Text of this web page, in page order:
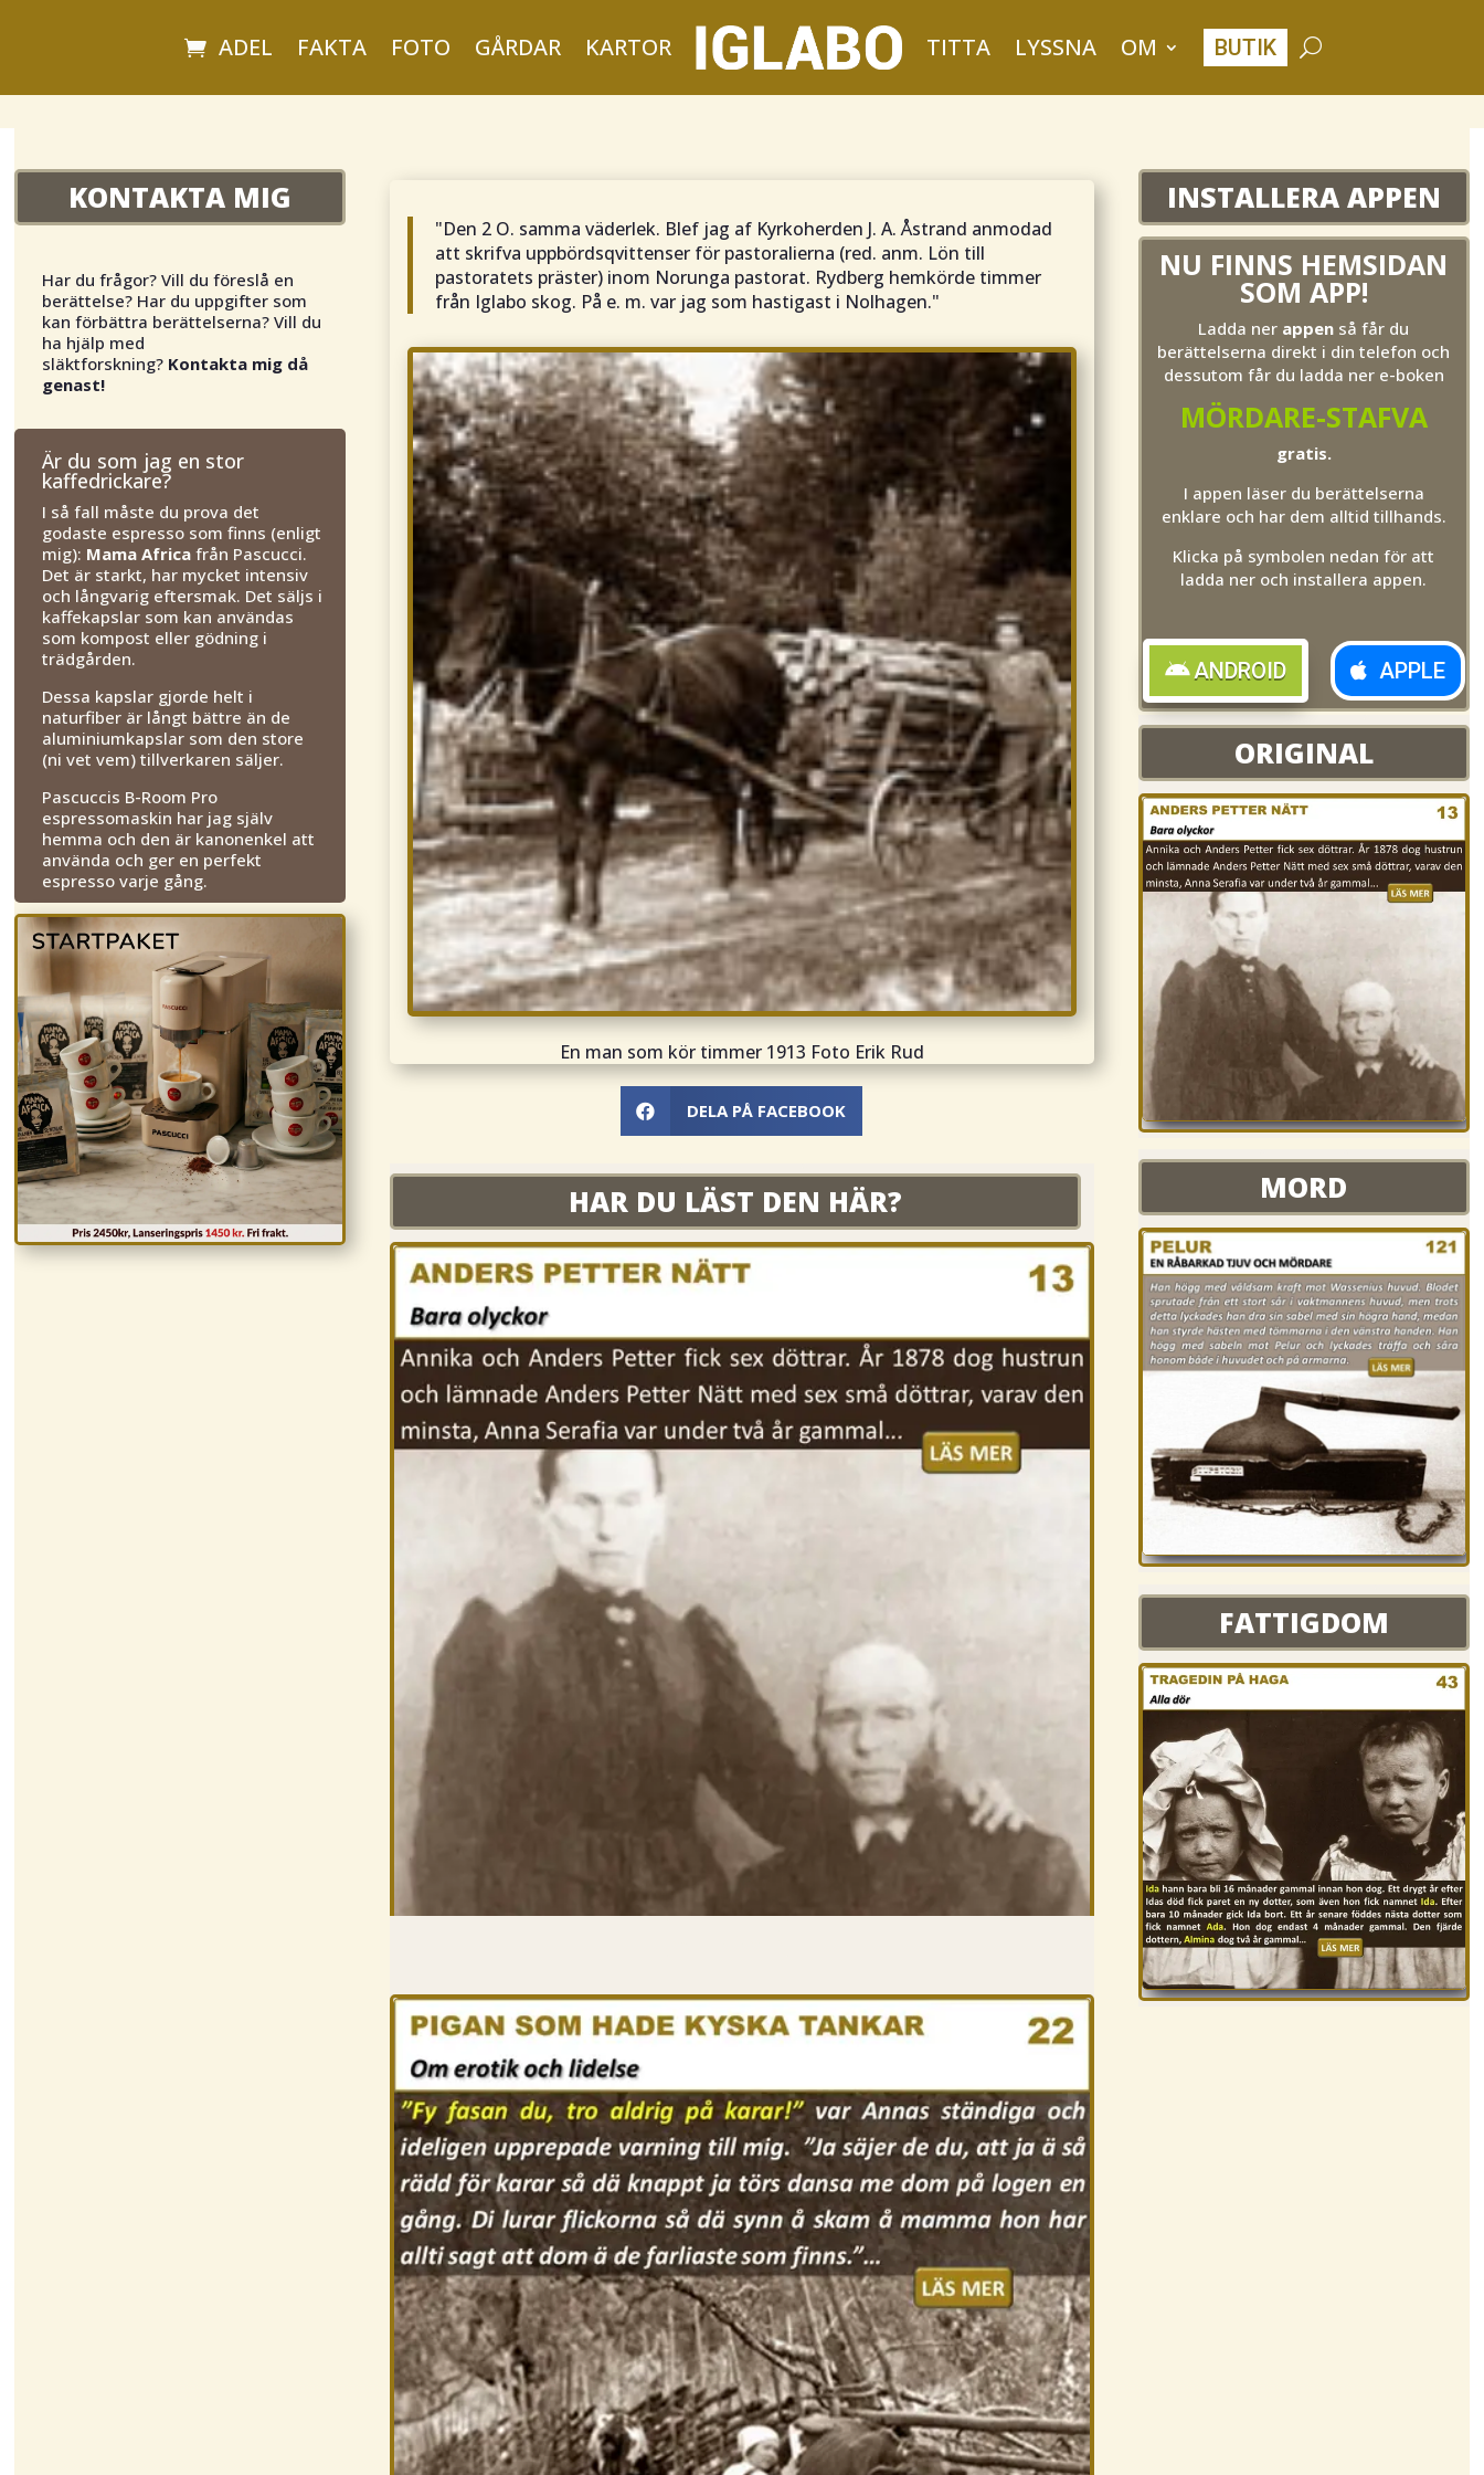
ADEL FAKTA FOTO GÅRDAR KARTOR TITTA LYSSNA OM BUTIK
KONTAKTA MIG
Har du frågor? Vill du föreslå en
berättelse? Har du uppgifter som
kan förbättra berättelserna? Vill du
ha hjälp med
släktforskning? Kontakta mig då
genast!
Är du som jag en stor
kaffedrickare?
I så fall måste du prova det
godaste espresso som finns (enligt
mig): Mama Africa från Pascucci.
Det är starkt, har mycket intensiv
och långvarig eftersmak. Det säljs i
kaffekapslar som kan användas
som kompost eller gödning i
trädgården.
Dessa kapslar gjorde helt i
naturfiber är långt bättre än de
aluminiumkapslar som den store
(ni vet vem) tillverkaren säljer.
Pascuccis B-Room Pro
espressomaskin har jag själv
hemma och den är kanonenkel att
använda och ger en perfekt
espresso varje gång.
"Den 2 O. samma väderlek. Blef jag af Kyrkoherden J. A. Åstrand anmodad
att skrifva uppbördsqvittenser för pastoralierna (red. anm. Lön till
pastoratets präster) inom Norunga pastorat. Rydberg hemkörde timmer
från Iglabo skog. På e. m. var jag som hastigast i Nolhagen."
En man som kör timmer 1913 Foto Erik Rud
 DELA PÅ FACEBOOK
HAR DU LÄST DEN HÄR?
ORIGINAL
INSTALLERA APPEN
NU FINNS HEMSIDAN
SOM APP!
Ladda ner appen så får du
berättelserna direkt i din telefon och
dessutom får du ladda ner e-boken
MÖRDARE-STAFVA
gratis.
I appen läser du berättelserna
enklare och har dem alltid tillhands.
Klicka på symbolen nedan för att
ladda ner och installera appen.
ANDROID APPLE
ORIGINAL
ORIGINAL
MORD
MORD
FATTIGDOM
FATTIGDOM